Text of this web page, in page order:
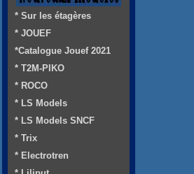
* Sur les étagères
* JOUEF
*Catalogue Jouef 2021
* T2M-PIKO
* ROCO
* LS Models
* LS Models SNCF
* Trix
* Electrotren